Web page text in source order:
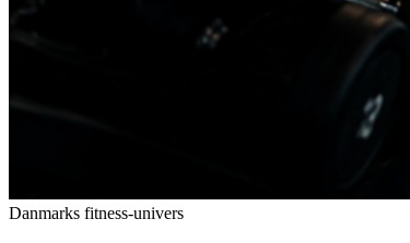
Danmarks fitness-univers